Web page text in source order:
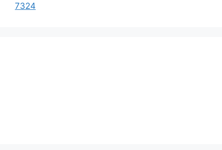
7324